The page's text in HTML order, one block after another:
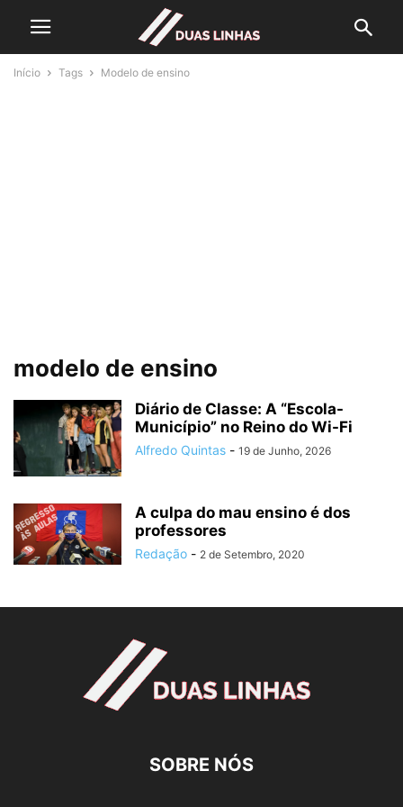
Início Tags Modelo de ensino
modelo de ensino
Diário de Classe: A “Escola-
Município” no Reino do Wi-Fi
Alfredo Quintas - 19 de Junho, 2026
A culpa do mau ensino é dos
professores
Redação - 2 de Setembro, 2020
SOBRE NÓS